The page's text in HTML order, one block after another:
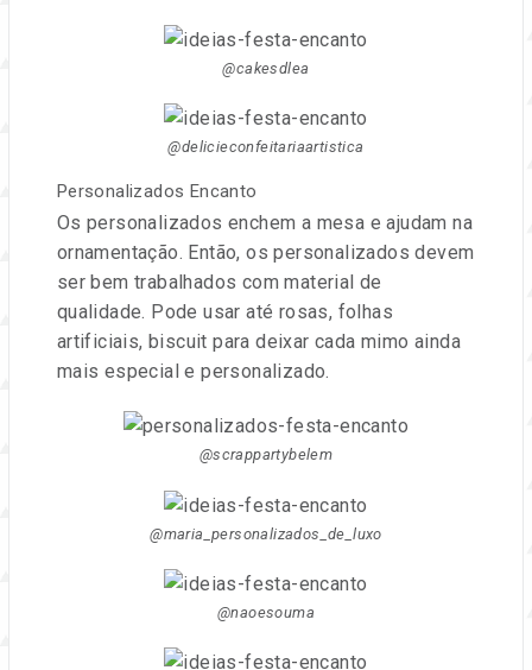
@cakesdlea
@delicieconfeitariaartistica
Personalizados Encanto
Os personalizados enchem a mesa e ajudam na
ornamentação. Então, os personalizados devem
ser bem trabalhados com material de
qualidade. Pode usar até rosas, folhas
artificiais, biscuit para deixar cada mimo ainda
mais especial e personalizado.
@scrappartybelem
@maria_personalizados_de_luxo
@naoesouma